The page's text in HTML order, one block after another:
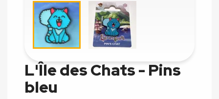
L'Île des Chats - Pins
bleu